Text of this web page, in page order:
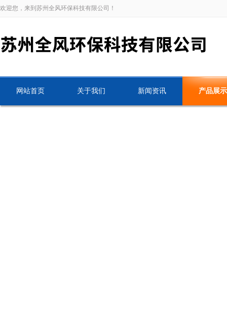
欢迎您，来到苏州全风环保科技有限公司！
网站首页 关于我们 新闻资讯 产品展示